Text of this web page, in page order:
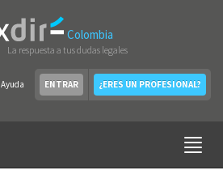
Colombia
La respuesta a tus dudas legales
Ayuda ENTRAR ¿ERES UN PROFESIONAL?